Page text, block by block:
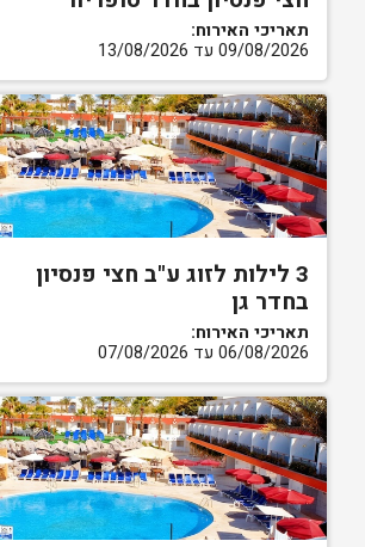
תאריכי האירוח:
09/08/2026 עד 13/08/2026
3 לילות לזוג ע"ב חצי פנסיון
בחדר גן
תאריכי האירוח:
06/08/2026 עד 07/08/2026